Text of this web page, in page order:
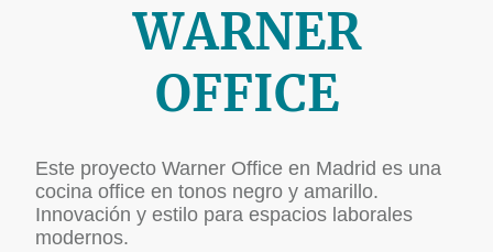
WARNER
OFFICE
Este proyecto Warner Office en Madrid es una
cocina office en tonos negro y amarillo.
Innovación y estilo para espacios laborales
modernos.